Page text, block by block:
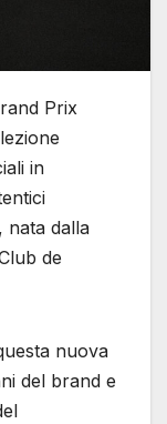
Prix
in
nata dalla
de
nuova
del brand e